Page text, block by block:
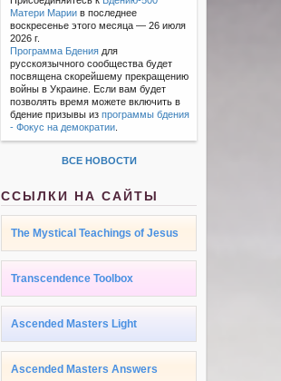
Матери Марии в последнее
воскресенье этого месяца — 26 июля
2026 г.
Программа Бдения для
русскоязычного сообщества будет
посвящена скорейшему прекращению
войны в Украине. Если вам будет
позволять время можете включить в
бдение призывы изпрограммы бдения
- Фокус на демократии
ВСЕ НОВОСТИ
ССЫЛКИ НА САЙТЫ
The Mystical Teachings of Jesus
Transcendence Toolbox
Ascended Masters Light
Ascended Masters Answers